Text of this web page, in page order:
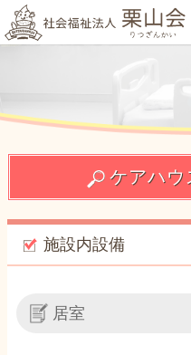
ケアハウ
施設内設備
居室